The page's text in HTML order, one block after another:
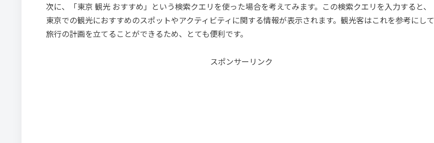
次に、「東京 観光 おすすめ」という検索クエリを使った場合を考えてみます。この検索クエリを入力すると、
東京での観光におすすめのスポットやアクティビティに関する情報が表示されます。観光客はこれを参考にして
旅行の計画を立てることができるため、とても便利です。
スポンサーリンク